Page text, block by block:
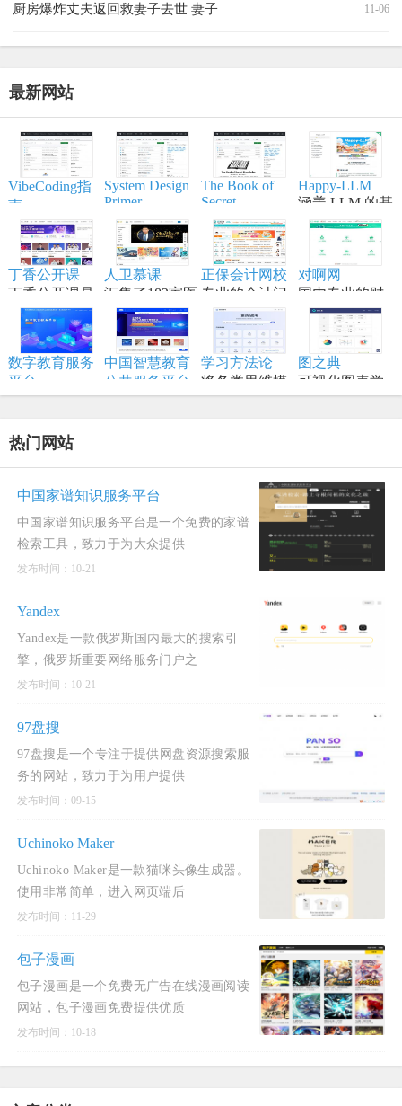
11-06
厨房爆炸丈夫返回救妻子去世 妻子
最新网站
VibeCoding指
南
一个通过与 AI
结对编程，将
想法变为现实
的终极工作站
System Design
Primer
帮助开发者学
习大型系统设
计原理、备战
技术面试，是
系统设计领域
的权威学习资
源。
The Book of
Secret
Knowledge
实用的列表、
手册、备忘
单、黑客技
巧、一行代
码、命令行/网
页工具资源。
Happy-LLM
涵盖 LLM 的基
本原理,训练流
程,模型构建等
内容,适合具备
一定编程和深
学习者。
丁香公开课
丁香公开课是
将传统线下授
课搬到网络平
台
人卫慕课
汇集了182家医
学高等院校的
顶尖资源
正保会计网校
专业的会计门
户网站，专注
财会职业培训
品牌,从事初级
会计职称考试
对啊网
国内专业的财
经财会会计类
职业教育分班
直播网校
数字教育服务
平台
以数字化推动
展为核心，服
师、学生及社
会公众。
中国智慧教育
公共服务平台
全称中国国家
学习方法论
将各类思维模
型、创新方法
图之典
可视化图表学
习网站
热门网站
中国家谱知识服务平台
中国家谱知识服务平台是一个免费的家谱
检索工具，致力于为大众提供
发布时间：10-21
Yandex
Yandex是一款俄罗斯国内最大的搜索引
擎，俄罗斯重要网络服务门户之
发布时间：10-21
97盘搜
97盘搜是一个专注于提供网盘资源搜索服
务的网站，致力于为用户提供
发布时间：09-15
Uchinoko Maker
Uchinoko Maker是一款猫咪头像生成器。
使用非常简单，进入网页端后
发布时间：11-29
包子漫画
包子漫画是一个免费无广告在线漫画阅读
网站，包子漫画免费提供优质
发布时间：10-18